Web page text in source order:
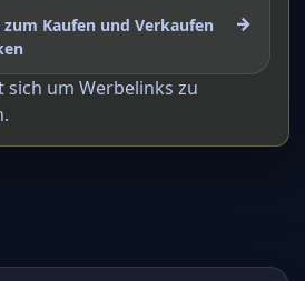
Kaufen und Verkaufen
→
sich um Werbelinks zu